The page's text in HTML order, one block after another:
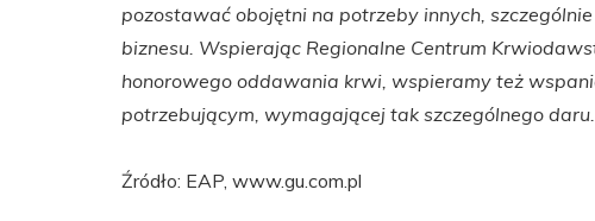
pozostawać obojętni na potrzeby innych,
biznesu. Wspierając Regionalne Centrum
honorowego oddawania krwi, wspieramy też
potrzebującym, wymagającej tak szczególnego
Źródło: EAP, www.gu.com.pl